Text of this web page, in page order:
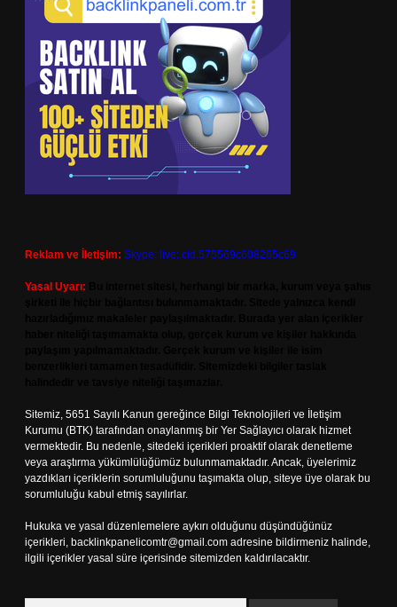
Reklam ve İletişim: Skype: live:.cid.575569c608265c69
Yasal Uyarı:
Sitemiz, 5651 Sayılı Kanun gereğince Bilgi Teknolojileri ve İletişim
Kurumu (BTK) tarafından onaylanmış bir Yer Sağlayıcı olarak hizmet
vermektedir. Bu nedenle, sitedeki içerikleri proaktif olarak denetleme
veya araştırma yükümlülüğümüz bulunmamaktadır. Ancak, üyelerimiz
yazdıkları içeriklerin sorumluluğunu taşımakta olup, siteye üye olarak bu
sorumluluğu kabul etmiş sayılırlar.
Hukuka ve yasal düzenlemelere aykırı olduğunu düşündüğünüz
içerikleri, backlinkpanelicomtr@gmail.com adresine bildirmeniz halinde,
ilgili içerikler yasal süre içerisinde sitemizden kaldırılacaktır.